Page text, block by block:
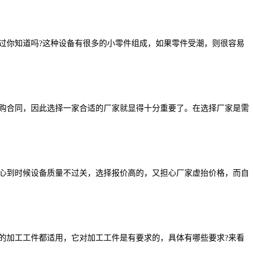
知道吗?这种设备有很多的小零件组成，如果零件受潮，则很容易
同，因此选择一家合适的厂家就显得十分重要了。在选择厂家是需
时候设备质量不过关，选择报价高的，又担心厂家虚抬价格，而自
工工件都适用，它对加工工件是有要求的，具体有哪些要求?来看